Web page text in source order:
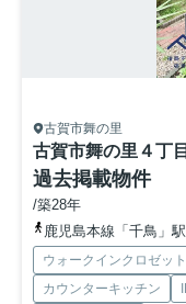
古賀市舞の里
古賀市舞の里４丁
過去掲載物件
/築28年
鹿児島本線「千鳥」
ウォークインクロゼット
カウンターキッチン